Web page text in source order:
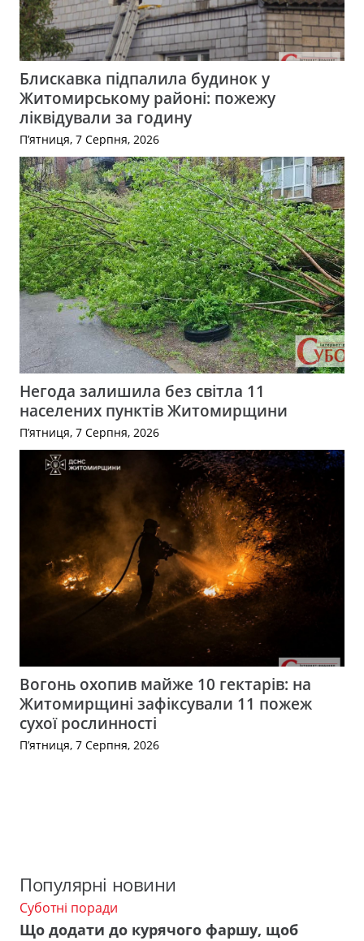
Блискавка підпалила будинок у
Житомирському районі: пожежу
ліквідували за годину
П’ятниця, 7 Серпня, 2026
Негода залишила без світла 11
населених пунктів Житомирщини
П’ятниця, 7 Серпня, 2026
Вогонь охопив майже 10 гектарів: на
Житомирщині зафіксували 11 пожеж
сухої рослинності
П’ятниця, 7 Серпня, 2026
Популярні новини
Суботні поради
Що додати до курячого фаршу, щоб